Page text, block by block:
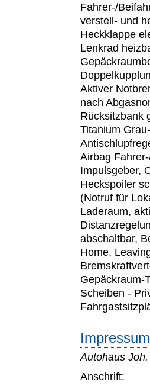
Fahrer-/
verstell- und
Heckklappe
Lenkrad
Aktiver
nach
Rücksitzbank
Titanium
Airbag
Impulsgeber,
Heckspoiler
(Notruf für
Laderaum,
abschaltbar,
Home,
Gepäckraum-
Scheiben -
Autohaus
Anschrift: